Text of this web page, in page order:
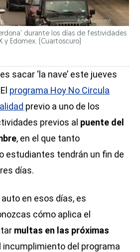
durante los días de festividades
y Edomex.
(Cuartoscuro)
sacar ‘la nave’ este jueves
programa Hoy No Circula
previo a uno de los
previos al puente del
, en el que tanto
estudiantes tendrán un fin de
días.
en esos días, es
cómo aplica el
multas en las próximas
incumplimiento del programa